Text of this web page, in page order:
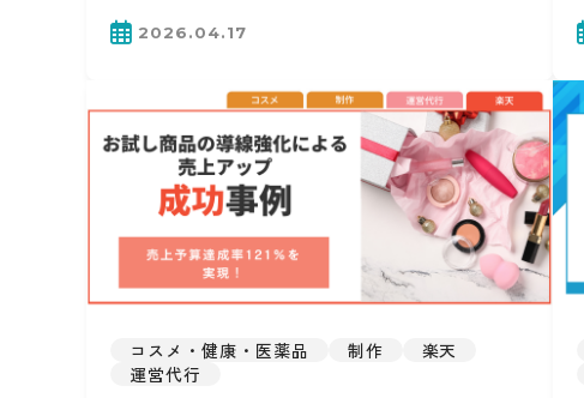
2026.04.17
コスメ・健康・医薬品 制作
楽天
運営代行